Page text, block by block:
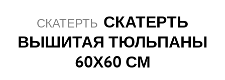
СКАТЕРТЬ СКАТЕРТЬ
ВЫШИТАЯ ТЮЛЬПАНЫ
60Х60 СМ